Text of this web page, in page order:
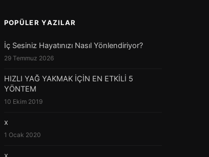
POPÜLER YAZILAR
İç Sesiniz Hayatınızı Nasıl Yönlendiriyor?
29 Temmuz 2026
HIZLI YAĞ YAKMAK İÇİN EN ETKİLİ 5
YÖNTEM
10 Ekim 2019
x
1 Ocak 2020